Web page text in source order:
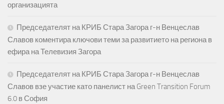
организацията
Председателят на КРИБ Стара Загора г-н Венцеслав
Славов коментира ключови теми за развитието на региона в
ефира на Телевизия Загора
Председателят на КРИБ Стара Загора г-н Венцеслав
Славов взе участие като панелист на Green Transition Forum
6.0 в София